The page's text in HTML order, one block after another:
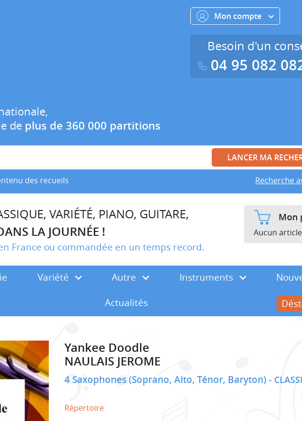
de plus de 360 000 partitions
des recueils Recherche
Mon compte
Besoin d'un
04 95 082
VARIÉTÉ, PIANO, GUITARE,
LA JOURNÉE !
France ou commandée en un temps record.
Mon
Aucun article
Variété Autre Instruments
Actualités
Yankee Doodle
NAULAIS JEROME
4 Saxophones (Soprano, Alto, Ténor, Baryton)
Répertoire